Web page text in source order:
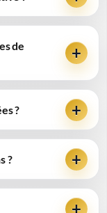
de
?
?